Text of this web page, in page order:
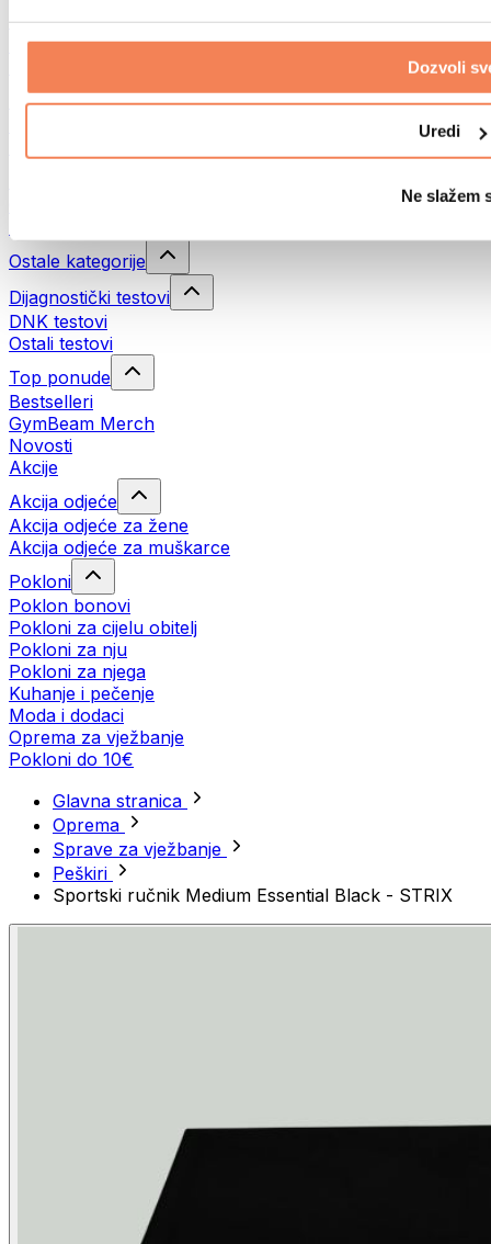
Dozvoli
Uredi
Ne slažem
Biohacking
Terapija crvenim svjetlom
Eko kućanstvo
Ostale kategorije
Dijagnostički testovi
DNK testovi
Ostali testovi
Top ponude
Bestselleri
GymBeam Merch
Novosti
Akcije
Akcija odjeće
Akcija odjeće za žene
Akcija odjeće za muškarce
Pokloni
Poklon bonovi
Pokloni za cijelu obitelj
Pokloni za nju
Pokloni za njega
Kuhanje i pečenje
Moda i dodaci
Oprema za vježbanje
Pokloni do 10€
Glavna stranica
Oprema
Sprave za vježbanje
Peškiri
Sportski ručnik Medium Essential Black - STRIX